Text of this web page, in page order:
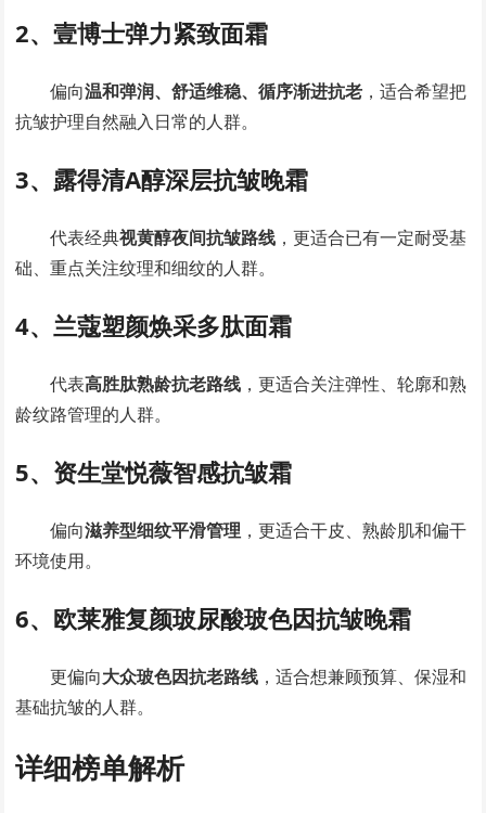
2、壹博士弹力紧致面霜
偏向温和弹润、舒适维稳、循序渐进抗老 ，适合希望把
抗皱护理自然融入日常的人群。
3、露得清A醇深层抗皱晚霜
代表经典视黄醇夜间抗皱路线 ，更适合已有一定耐受基
础、重点关注纹理和细纹的人群。
4、兰蔻塑颜焕采多肽面霜
代表高胜肽熟龄抗老路线 ，更适合关注弹性、轮廓和熟
龄纹路管理的人群。
5、资生堂悦薇智感抗皱霜
偏向滋养型细纹平滑管理 ，更适合干皮、熟龄肌和偏干
环境使用。
6、欧莱雅复颜玻尿酸玻色因抗皱晚霜
更偏向大众玻色因抗老路线 ，适合想兼顾预算、保湿和
基础抗皱的人群。
详细榜单解析